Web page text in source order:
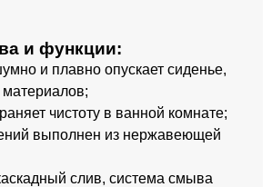
и функции:
и плавно опускает сиденье,
чистоту в ванной комнате;
выполнен из нержавеющей
слив, система смыва